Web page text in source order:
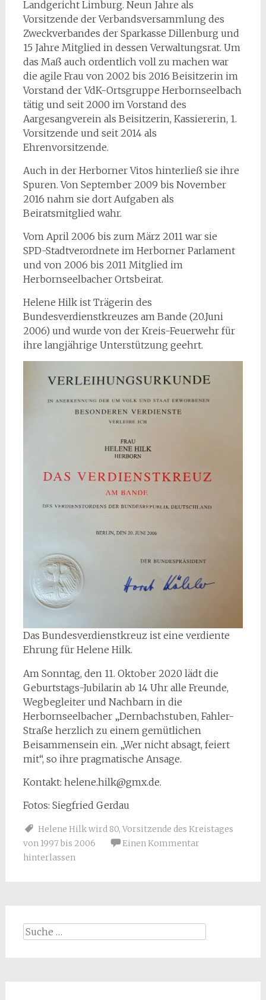
Landgericht Limburg. Neun Jahre als
Vorsitzende der Verbandsversammlung des
Zweckverbandes der Sparkasse Dillenburg und
15 Jahre Mitglied in dessen Verwaltungsrat. Um
das Maß auch ordentlich voll zu machen war
die agile Frau von 2002 bis 2016 Beisitzerin im
Vorstand der VdK-Ortsgruppe Herbornseelbach
tätig und seit 2000 im Vorstand des
Aargesangverein als Beisitzerin, Kassiererin, 1.
Vorsitzende und seit 2014 als
Ehrenvorsitzende.
Auch in der Herborner Vitos hinterließ sie ihre
Spuren. Von September 2009 bis November
2016 nahm sie dort Aufgaben als
Beiratsmitglied wahr.
Vom April 2006 bis zum März 2011 war sie
SPD-Stadtverordnete im Herborner Parlament
und von 2006 bis 2011 Mitglied im
Herbornseelbacher Ortsbeirat.
Helene Hilk ist Trägerin des
Bundesverdienstkreuzes am Bande (20.Juni
2006) und wurde von der Kreis-Feuerwehr für
ihre langjährige Unterstützung geehrt.
Das Bundesverdienstkreuz ist eine verdiente
Ehrung für Helene Hilk.
Am Sonntag, den 11. Oktober 2020 lädt die
Geburtstags-Jubilarin ab 14 Uhr alle Freunde,
Wegbegleiter und Nachbarn in die
Herbornseelbacher „Dernbachstuben, Fahler-
Straße herzlich zu einem gemütlichen
Beisammensein ein. „Wer nicht absagt, feiert
mit“, so ihre pragmatische Ansage.
Kontakt: helene.hilk@gmx.de.
Fotos: Siegfried Gerdau
Helene Hilk wird 80, Vorsitzende des Kreistages
von 1997 bis 2006
Einen Kommentar
hinterlassen
Suche
nach: